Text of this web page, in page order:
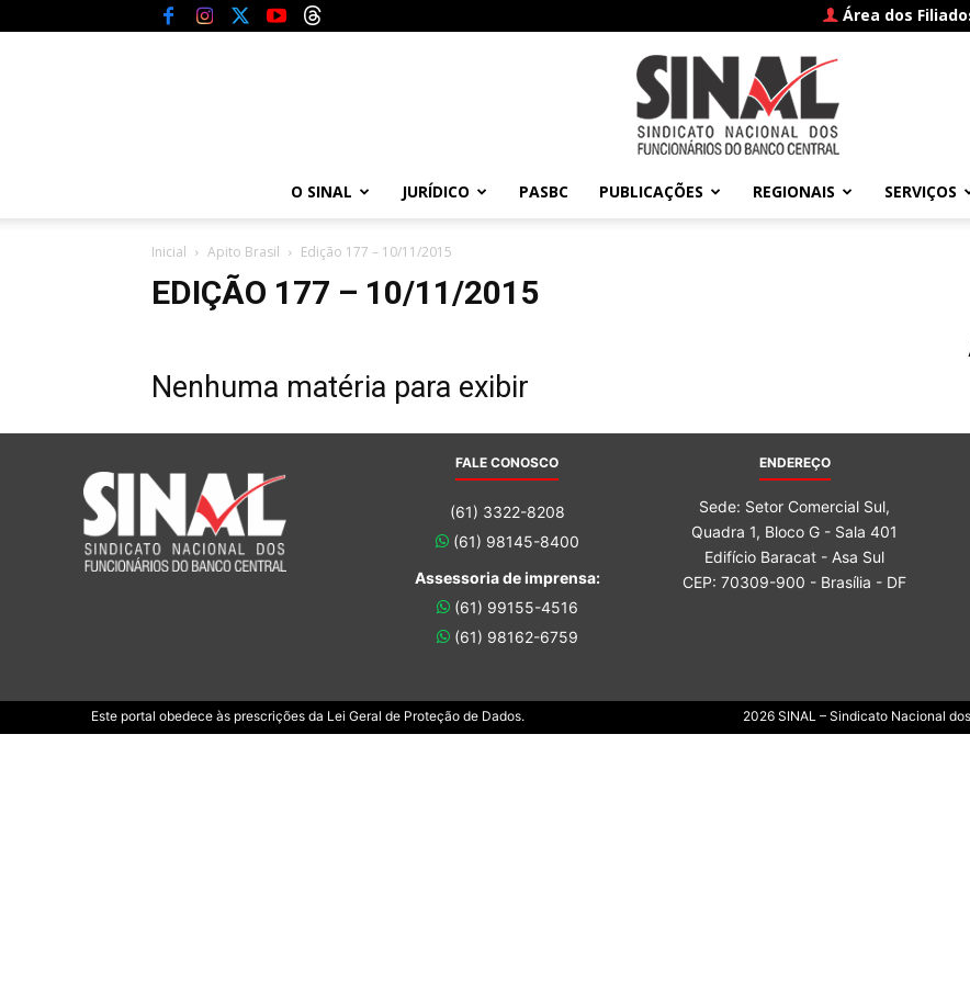
Área dos
Sindicato
O SINAL JURÍDICO PASBC PUBLICAÇÕES REGIONAIS SERVIÇOS
Inicial Apito Brasil Edição 177 – 10/11/2015
EDIÇÃO 177 – 10/11/2015
Nenhuma matéria para exibir
FALE CONOSCO
(61) 3322-8208
(61) 98145-8400
Assessoria de imprensa:
(61) 99155-4516
(61) 98162-6759
ENDEREÇO
Sede: Setor Comercial Sul,
Quadra 1, Bloco G - Sala 401
Edifício Baracat - Asa Sul
CEP: 70309-900 - Brasília - DF
Este portal obedece às prescrições da Lei Geral de Proteção de Dados. 2026 SINAL – Sindicato Nacional